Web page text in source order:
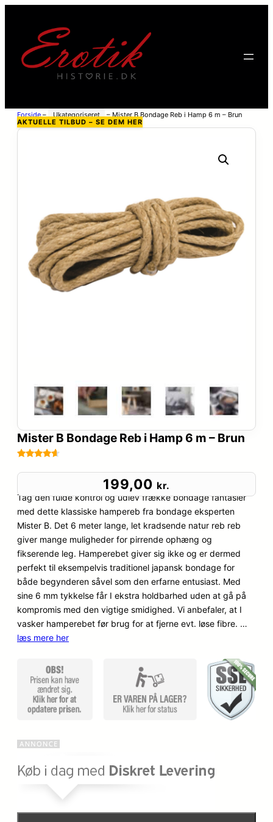
Forside– Ukategoriseret –Mister B Bondage Reb i Hamp 6 m – Brun
AKTUELLE TILBUD – SE DEM HER
Mister B Bondage Reb i Hamp 6 m – Brun
som
baseret
på
kundebedø
mmelser
199,00 kr.
Tag den fulde kontrol og udlev frække bondage fantasier
med dette klassiske hampereb fra bondage eksperten
Mister B. Det 6 meter lange, let kradsende natur reb reb
giver mange muligheder for pirrende ophæng og
fikserende leg. Hamperebet giver sig ikke og er dermed
perfekt til eksempelvis traditionel japansk bondage for
både begynderen såvel som den erfarne entusiast. Med
sine 6 mm tykkelse får I ekstra holdbarhed uden at gå på
kompromis med den vigtige smidighed. Vi anbefaler, at I
vasker hamperebet før brug for at fjerne evt. løse fibre. …
læs mere her